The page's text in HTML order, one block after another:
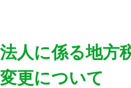
法人に係る地方
変更について